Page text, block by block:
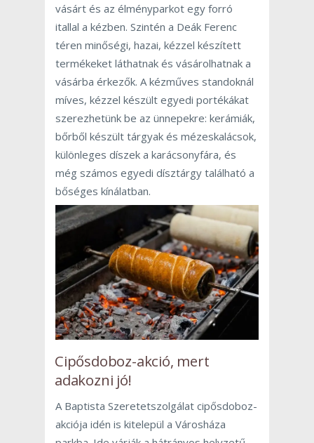
vásárt és az élményparkot egy forró
itallal a kézben. Szintén a Deák Ferenc
téren minőségi, hazai, kézzel készített
termékeket láthatnak és vásárolhatnak a
vásárba érkezők. A kézműves standoknál
míves, kézzel készült egyedi portékákat
szerezhetünk be az ünnepekre: kerámiák,
bőrből készült tárgyak és mézeskalácsok,
különleges díszek a karácsonyfára, és
még számos egyedi dísztárgy található a
bőséges kínálatban.
Cipősdoboz-akció, mert
adakozni jó!
A Baptista Szeretetszolgálat cipősdoboz-
akciója idén is kitelepül a Városháza